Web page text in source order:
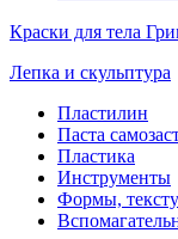
Краски для тела
Лепка и скульптура
Пластилин
Паста
Пластика
Инструменты
Формы,